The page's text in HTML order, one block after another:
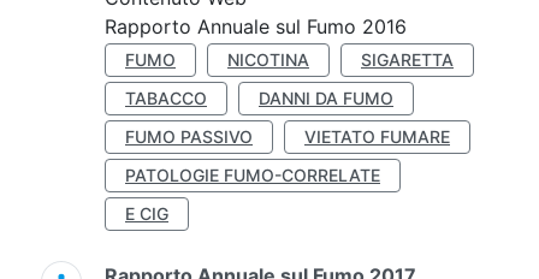
Rapporto Annuale sul Fumo 2016
FUMO NICOTINA
SIGARETTA
TABACCO
DANNI DA FUMO
FUMO PASSIVO
VIETATO FUMARE
PATOLOGIE FUMO-CORRELATE
E CIG